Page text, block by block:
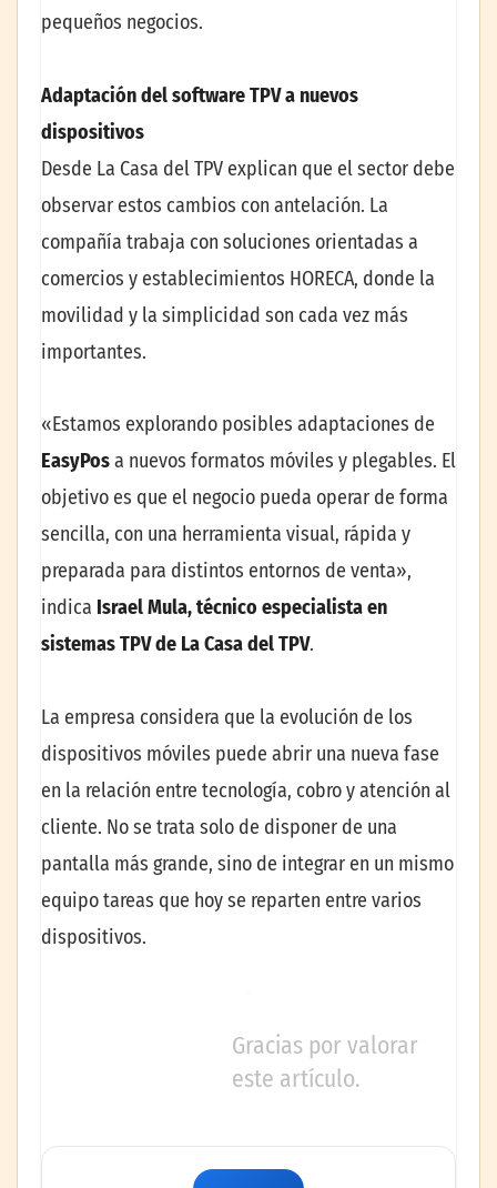
pequeños negocios.
Adaptación del software TPV a nuevos
dispositivos
Desde La Casa del TPV explican que el sector debe
observar estos cambios con antelación. La
compañía trabaja con soluciones orientadas a
comercios y establecimientos HORECA, donde la
movilidad y la simplicidad son cada vez más
importantes.
«Estamos explorando posibles adaptaciones de
EasyPosa nuevos formatos móviles y plegables. El
objetivo es que el negocio pueda operar de forma
sencilla, con una herramienta visual, rápida y
preparada para distintos entornos de venta»,
indica Israel Mula, técnico especialista en
sistemas TPV de La Casa del TPV.
La empresa considera que la evolución de los
dispositivos móviles puede abrir una nueva fase
en la relación entre tecnología, cobro y atención al
cliente. No se trata solo de disponer de una
pantalla más grande, sino de integrar en un mismo
equipo tareas que hoy se reparten entre varios
dispositivos.
Gracias por valorar
este artículo.